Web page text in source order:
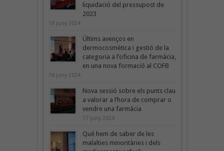
liquidació del pressupost de
2023
18 juny 2024
Últims avenços en
dermocosmètica i gestió de la
categoria a l’oficina de farmàcia,
en una nova formació al COFB
18 juny 2024
Nova sessió sobre els punts clau
a valorar a l’hora de comprar o
vendre una farmàcia
17 juny 2024
Què hem de saber de les
malalties minoritàries i dels